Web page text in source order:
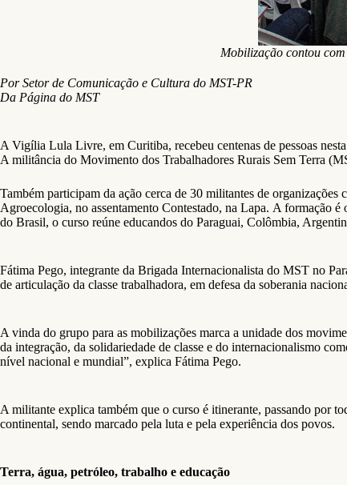
Mobilização contou
Por Setor de Comunicação e Cultura do MST-PR
Da Página do MST
A Vigília Lula Livre, em Curitiba, recebeu centenas de pessoas
A militância do Movimento dos Trabalhadores Rurais Sem Terra
Também participam da ação cerca de 30 militantes de
Agroecologia, no assentamento Contestado, na Lapa. A formação
do Brasil, o curso reúne educandos do Paraguai, Colômbia,
Fátima Pego, integrante da Brigada Internacionalista do MST no
de articulação da classe trabalhadora, em defesa da soberania
A vinda do grupo para as mobilizações marca a unidade dos
da integração, da solidariedade de classe e do internacionalismo
nível nacional e mundial”, explica Fátima Pego.
A militante explica também que o curso é itinerante, passando por
continental, sendo marcado pela luta e pela experiência dos povos.
Terra, água, petróleo, trabalho e educação